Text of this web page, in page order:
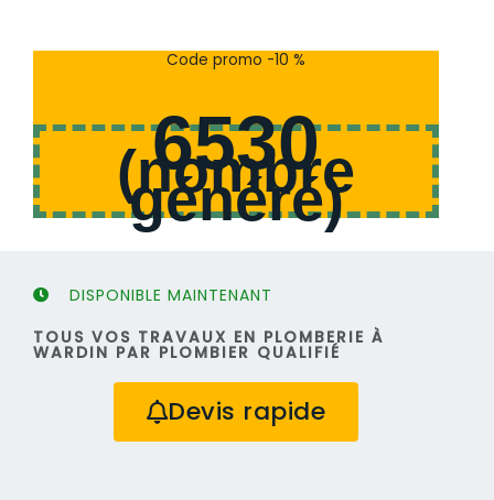
s
s
Code promo -10 %
6530
(nombre
généré)
DISPONIBLE MAINTENANT
TOUS VOS TRAVAUX EN PLOMBERIE À
WARDIN PAR PLOMBIER QUALIFIÉ
Devis rapide